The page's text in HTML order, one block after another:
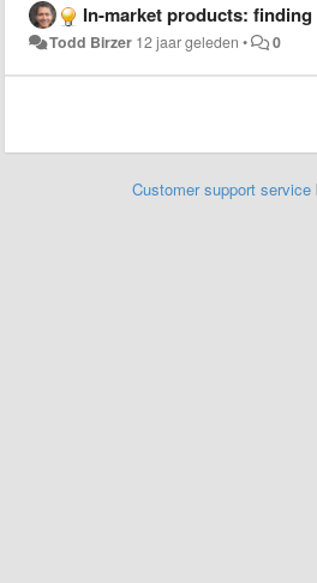
In-market products: finding revenue,
Todd Birzer 12 jaar geleden • 0
Customer support service